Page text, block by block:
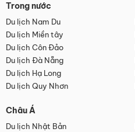
Trong nước
Du lịch Nam Du
Du lịch Miền tây
Du lịch Côn Đảo
Du lịch Đà Nẵng
Du lịch Hạ Long
Du lịch Quy Nhơn
Châu Á
Du lịch Nhật Bản